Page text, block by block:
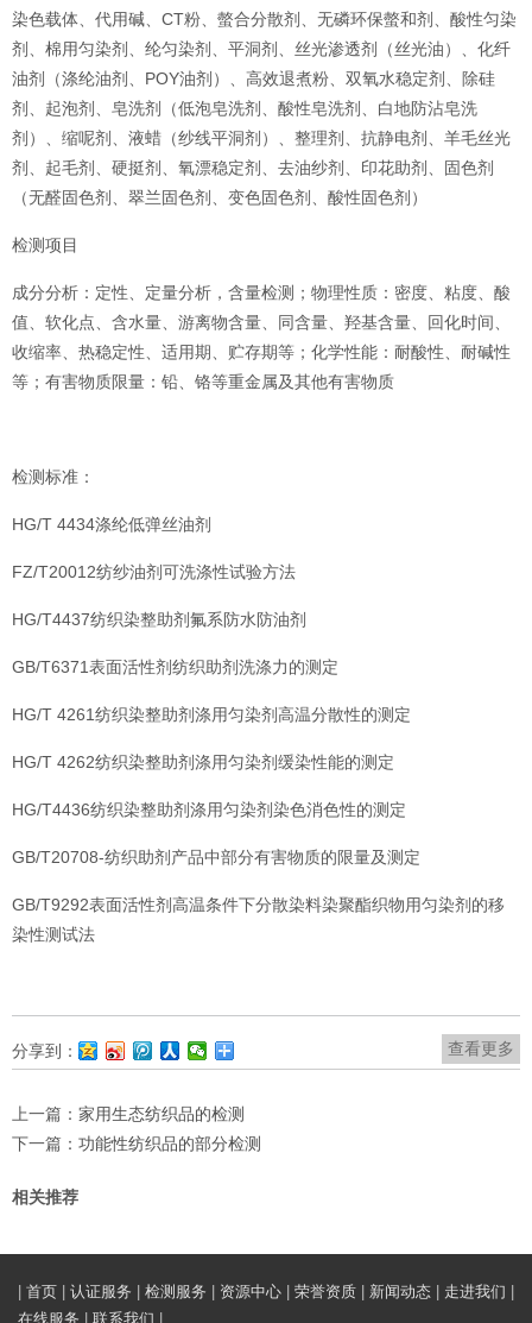
染色载体、代用碱、CT粉、螫合分散剂、无磷环保螫和剂、酸性匀染
剂、棉用匀染剂、纶匀染剂、平洞剂、丝光渗透剂（丝光油）、化纤
油剂（涤纶油剂、POY油剂）、高效退煮粉、双氧水稳定剂、除硅
剂、起泡剂、皂洗剂（低泡皂洗剂、酸性皂洗剂、白地防沾皂洗
剂）、缩呢剂、液蜡（纱线平洞剂）、整理剂、抗静电剂、羊毛丝光
剂、起毛剂、硬挺剂、氧漂稳定剂、去油纱剂、印花助剂、固色剂
（无醛固色剂、翠兰固色剂、变色固色剂、酸性固色剂）
检测项目
成分分析：定性、定量分析，含量检测；物理性质：密度、粘度、酸
值、软化点、含水量、游离物含量、同含量、羟基含量、回化时间、
收缩率、热稳定性、适用期、贮存期等；化学性能：耐酸性、耐碱性
等；有害物质限量：铅、铬等重金属及其他有害物质
检测标准：
HG/T 4434涤纶低弹丝油剂
FZ/T20012纺纱油剂可洗涤性试验方法
HG/T4437纺织染整助剂氟系防水防油剂
GB/T6371表面活性剂纺织助剂洗涤力的测定
HG/T 4261纺织染整助剂涤用匀染剂高温分散性的测定
HG/T 4262纺织染整助剂涤用匀染剂缓染性能的测定
HG/T4436纺织染整助剂涤用匀染剂染色消色性的测定
GB/T20708-纺织助剂产品中部分有害物质的限量及测定
GB/T9292表面活性剂高温条件下分散染料染聚酯织物用匀染剂的移
染性测试法
查看更多
分享到：
上一篇： 家用生态纺织品的检测
下一篇： 功能性纺织品的部分检测
相关推荐
首页 认证服务 检测服务 资源中心 荣誉资质 新闻动态 走进我们
在线服务
联系我们